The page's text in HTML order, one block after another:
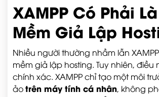
XAMPP Có Phải
Mềm Giả Lập
Nhiều người thường nhầm lẫn
mềm giả lập hosting. Tuy nhiên, điều
chính xác. XAMPP chỉ tạo một môi
ảotrên máy tính cá nhân, không